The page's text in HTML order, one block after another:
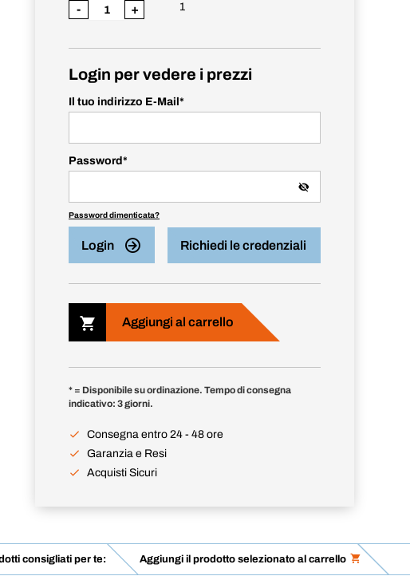
1
- +
Login per vedere i prezzi
Il tuo indirizzo E-Mail *
Password *
Password dimenticata?
Login Richiedi le credenziali
Aggiungi al carrello
* = Disponibile su ordinazione. Tempo di consegna
indicativo: 3 giorni.
Consegna entro 24 - 48 ore
Garanzia e Resi
Acquisti Sicuri
consigliati per te: Aggiungi il prodotto selezionato al carrello